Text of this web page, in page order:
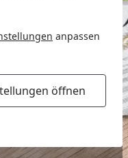
anpassen
öffnen